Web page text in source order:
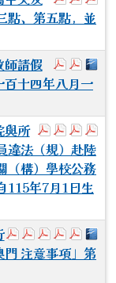
點、第五點，並
於彈跳
於彈
師請假
十四年八月一
於彈跳視
於彈跳
於彈
與所
違法（規）赴陸
（構）學校公務
115年7月1日生
於彈跳視窗觀
於彈跳視窗
於彈跳視
於彈跳
於彈
注意事項」第